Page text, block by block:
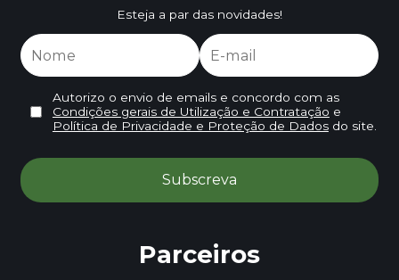
Esteja a par das novidades!
Autorizo o envio de emails e concordo com as
Condições gerais de Utilização e Contratação e
Política de Privacidade e Proteção de Dadosdo site.
Parceiros